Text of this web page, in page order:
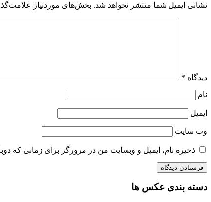
نشانی ایمیل شما منتشر نخواهد شد. بخش‌های موردنیاز
دیدگاه *
نام
ایمیل
وب‌ سایت
ذخیره نام، ایمیل و وبسایت من در مرورگر برای زمانی که
دسته بندی عکس ها